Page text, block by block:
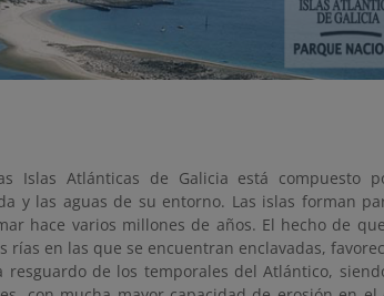
Islas Atlánticas de Galicia está compuesto
y las aguas de su entorno. Las islas forman
hace varios millones de años. El hecho de
en las que se encuentran enclavadas,
de los temporales del Atlántico,